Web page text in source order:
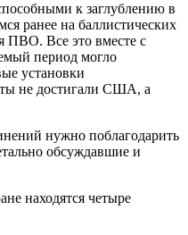
к заглублению в
ранее на баллистических
ПВО. Все это вместе с
период могло
установки
не достигали США, а
нужно поблагодарить
обсуждавшие и
находятся четыре